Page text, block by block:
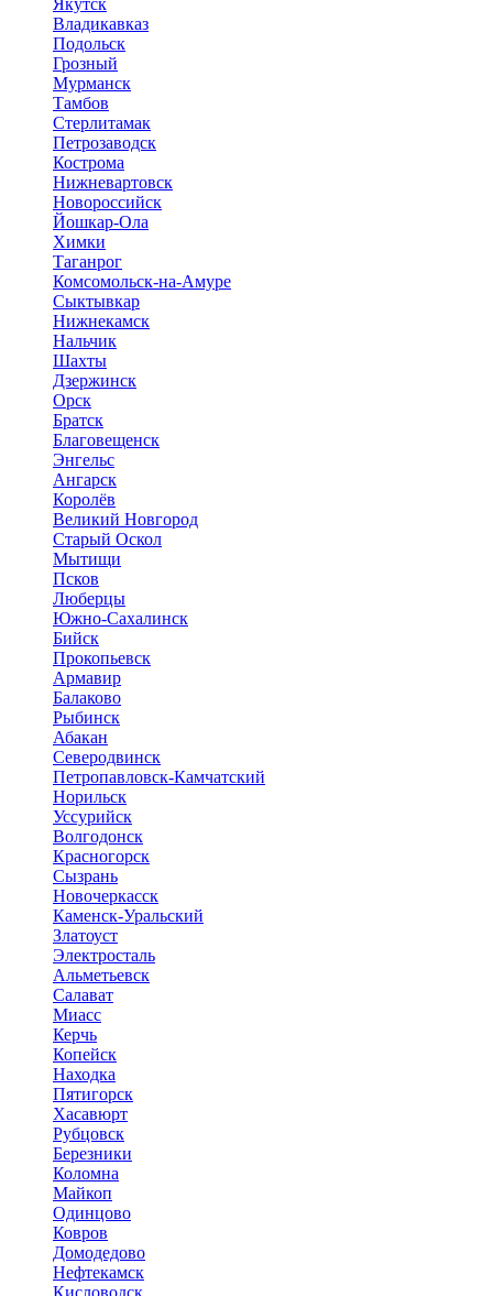
Владикавказ
Подольск
Грозный
Мурманск
Тамбов
Стерлитамак
Петрозаводск
Кострома
Нижневартовск
Новороссийск
Йошкар-Ола
Химки
Таганрог
Комсомольск-на-Амуре
Сыктывкар
Нижнекамск
Нальчик
Шахты
Дзержинск
Орск
Братск
Благовещенск
Энгельс
Ангарск
Королёв
Великий Новгород
Старый Оскол
Мытищи
Псков
Люберцы
Южно-Сахалинск
Бийск
Прокопьевск
Армавир
Балаково
Рыбинск
Абакан
Северодвинск
Петропавловск-Камчатский
Норильск
Уссурийск
Волгодонск
Красногорск
Сызрань
Новочеркасск
Каменск-Уральский
Златоуст
Электросталь
Альметьевск
Салават
Миасс
Керчь
Копейск
Находка
Пятигорск
Хасавюрт
Рубцовск
Березники
Коломна
Майкоп
Одинцово
Ковров
Домодедово
Нефтекамск
Кисловодск